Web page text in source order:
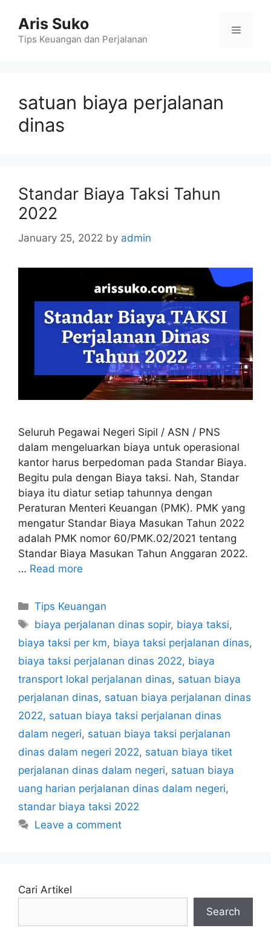
content
Aris Suko
Tips Keuangan dan Perjalanan
Menu
satuan biaya perjalanan
dinas
Standar Biaya Taksi Tahun
2022
January 25, 2022 by admin
Seluruh Pegawai Negeri Sipil / ASN / PNS
dalam mengeluarkan biaya untuk operasional
kantor harus berpedoman pada Standar Biaya.
Begitu pula dengan Biaya taksi. Nah, Standar
biaya itu diatur setiap tahunnya dengan
Peraturan Menteri Keuangan (PMK). PMK yang
mengatur Standar Biaya Masukan Tahun 2022
adalah PMK nomor 60/PMK.02/2021 tentang
Standar Biaya Masukan Tahun Anggaran 2022.
… Read more
Categories
Tips Keuangan
Tags
biaya perjalanan dinas sopir, biaya taksi,
biaya taksi per km, biaya taksi perjalanan dinas,
biaya taksi perjalanan dinas 2022, biaya
transport lokal perjalanan dinas, satuan biaya
perjalanan dinas, satuan biaya perjalanan dinas
2022, satuan biaya taksi perjalanan dinas
dalam negeri, satuan biaya taksi perjalanan
dinas dalam negeri 2022, satuan biaya tiket
perjalanan dinas dalam negeri, satuan biaya
uang harian perjalanan dinas dalam negeri,
standar biaya taksi 2022
Leave a comment
Cari Artikel
Search